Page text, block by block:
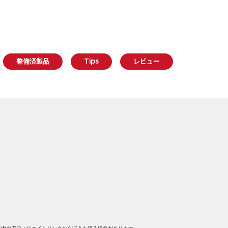
整備済製品 Tips レビュー